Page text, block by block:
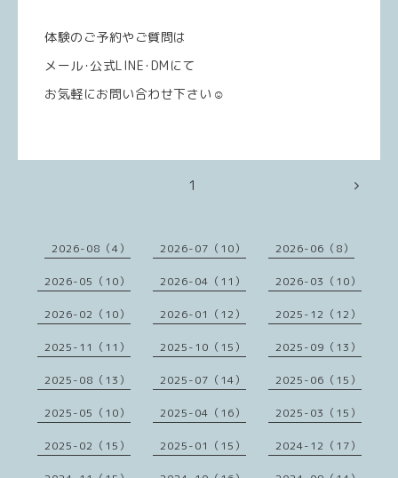
体験のご予約やご質問は
メール･公式LINE･DMにて
お気軽にお問い合わせ下さい☺️
1
2026-08（4） 2026-07（10） 2026-06（8）
2026-05（10） 2026-04（11） 2026-03（10）
2026-02（10） 2026-01（12） 2025-12（12）
2025-11（11） 2025-10（15） 2025-09（13）
2025-08（13） 2025-07（14） 2025-06（15）
2025-05（10） 2025-04（16） 2025-03（15）
2025-02（15） 2025-01（15） 2024-12（17）